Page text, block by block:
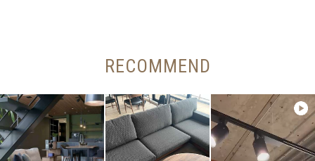
RECOMMEND